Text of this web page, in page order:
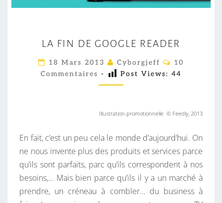
A
F
I
N
E
O
O
G
L
E
LA FIN DE GOOGLE READER
18 Mars 2013 Cyborgjeff
C
M
A
E
10
Commentaires - Post Views: 44
Illustration promotionnelle © Feedly, 2013
En fait, c’est un peu cela le monde d’aujourd’hui. On
ne nous invente plus des produits et services parce
qu’ils sont parfaits, parc qu’ils correspondent à nos
besoins,… Mais bien parce qu’ils il y a un marché à
prendre, un créneau à combler… du business à